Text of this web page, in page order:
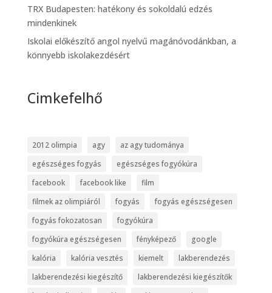
TRX Budapesten: hatékony és sokoldalú edzés
mindenkinek
Iskolai előkészítő angol nyelvű magánóvodánkban, a
könnyebb iskolakezdésért
Cimkefelhő
2012 olimpia agy
az agy tudománya
egészséges fogyás
egészséges fogyókúra
facebook
facebook like
film
filmek az olimpiáról
fogyás
fogyás egészségesen
fogyás fokozatosan
fogyókúra
fogyókúra egészségesen
fényképező
google
kalória
kalória vesztés kiemelt
lakberendezés
lakberendezési kiegészítő
lakberendezési kiegészítők